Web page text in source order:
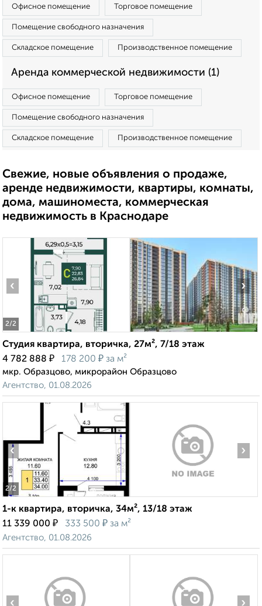
Офисное помещение Торговое помещение
Помещение свободного назначения
Складское помещение Производственное помещение
Аренда коммерческой недвижимости (1)
Офисное помещение Торговое помещение
Помещение свободного назначения
Складское помещение Производственное помещение
Свежие, новые объявления о продаже,
аренде недвижимости, квартиры, комнаты,
дома, машиноместа, коммерческая
недвижимость в Краснодаре
2/2
‹ ›
Студия квартира, вторичка, 27м², 7/18 этаж
4 782 888 ₽ 178 200 ₽ за м²
мкр. Образцово, микрорайон Образцово
Агентство, 01.08.2026
2/2
‹ ›
1-к квартира, вторичка, 34м², 13/18 этаж
11 339 000 ₽ 333 500 ₽ за м²
Агентство, 01.08.2026
‹ ›